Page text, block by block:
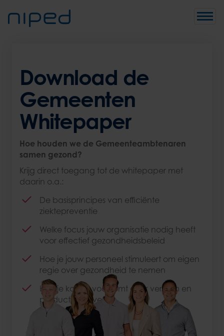
Download de
Gemeenten
Whitepaper
Hoe houden we de Gemeenteambtenaren
samen gezond?
Krijg direct toegang tot de whitepaper met
daarin o.a.:
De basisprincipes van efficiënte
ziektepreventie
Welke focus jouw organisatie nodig heeft
voor effectief gezondheidsbeleid
Hoe je jouw personeel stimuleert om eigen
regie over gezondheid te nemen
Hoe je kosten voorkomt door verzuim en
productiviteitsverlies